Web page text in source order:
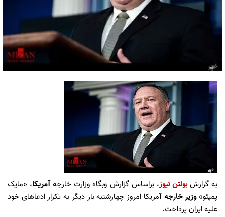
به گزارشبولتن نیوز، براساس گزارش وبگاه وزارت خارجهآمریکا، «مایک
پمپئو»وزیر خارجه آمریکا امروز چهارشنبه بار دیگر به تکرار ادعاهای خود
علیه ایران پرداخت.